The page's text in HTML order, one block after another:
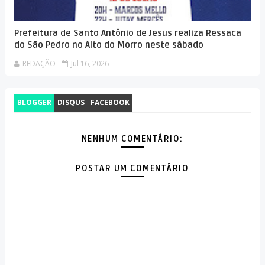
Prefeitura de Santo Antônio de Jesus realiza Ressaca
do São Pedro no Alto do Morro neste sábado
REDAÇÃO Jul 16, 2026
BLOGGER DISQUS FACEBOOK
NENHUM COMENTÁRIO:
POSTAR UM COMENTÁRIO